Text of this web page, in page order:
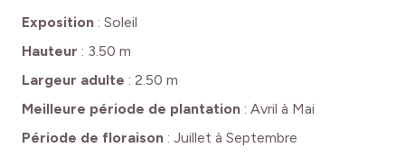
Exposition : Soleil
Hauteur : 3.50 m
Largeur adulte : 2.50 m
Meilleure période de plantation : Avril à Mai
Période de floraison : Juillet à Septembre